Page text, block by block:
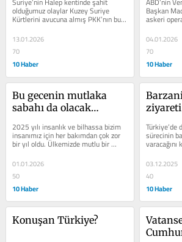
olduğumuz olaylar Kuzey Suriye
Kürtlerini avucuna almış PKK’nın bu
istemediğini...
13.01.2026
70
10 Haber
Başkan
askeri
04.01.2026
70
10 Haber
Bu gecenin mutlaka
sabahı da olacak…
2025 yılı insanlık ve bilhassa bizim
insanımız için her bakımdan çok zor
bir yıl oldu. Ülkemizde mutlu bir
azınlığın dışında herkes...
01.01.2026
50
10 Haber
Türkiye’de
sürecinin
şartlar
03.12.2025
40
10 Haber
Konuşan Türkiye?